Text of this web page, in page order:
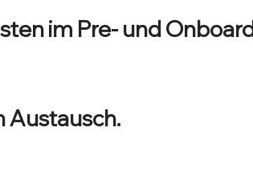
im Pre- und
Austausch.